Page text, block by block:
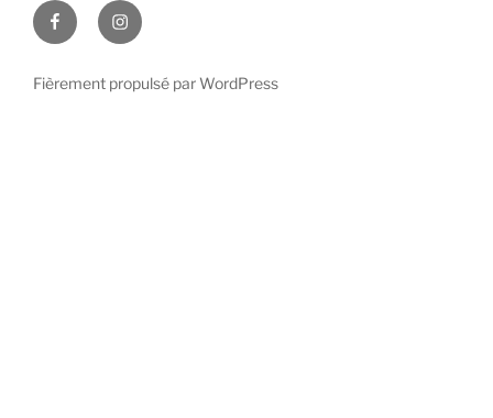
facebookinstagram
Fièrement propulsé par WordPress